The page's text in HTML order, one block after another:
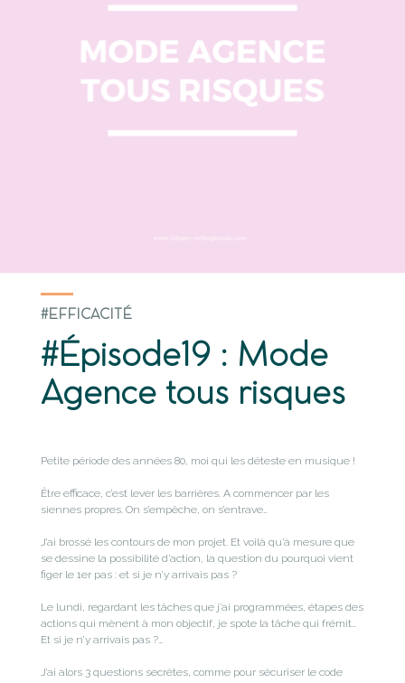
#EFFICACITÉ
#Épisode19 : Mode
Agence tous risques
Petite période des années 80, moi qui les déteste en musique !
Être efficace, c’est lever les barrières. A commencer par les
siennes propres. On s’empêche, on s’entrave…
J’ai brossé les contours de mon projet. Et voilà qu’à mesure que
se dessine la possibilité d’action, la question du pourquoi vient
figer le 1er pas : et si je n’y arrivais pas ?
Le lundi, regardant les tâches que j’ai programmées, étapes des
actions qui mènent à mon objectif, je spote la tâche qui frémit…
Et si je n’y arrivais pas ?…
J’ai alors 3 questions secrètes, comme pour sécuriser le code